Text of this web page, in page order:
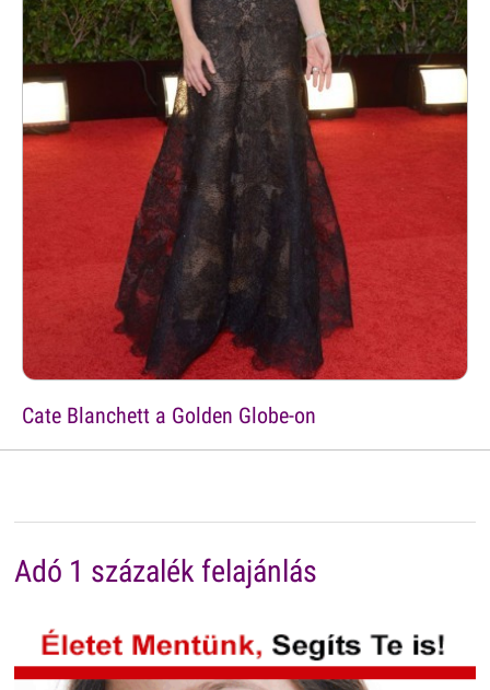
Cate Blanchett a Golden Globe-on
Adó 1 százalék felajánlás